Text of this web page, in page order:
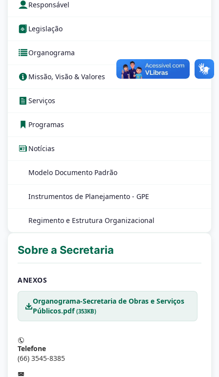
Responsável
Legislação
Organograma
Missão, Visão & Valores
Serviços
Programas
Notícias
Modelo Documento Padrão
Instrumentos de Planejamento - GPE
Regimento e Estrutura Organizacional
Sobre a Secretaria
ANEXOS
Organograma-Secretaria de Obras e Serviços
Públicos.pdf (353KB)
Telefone
(66) 3545-8385